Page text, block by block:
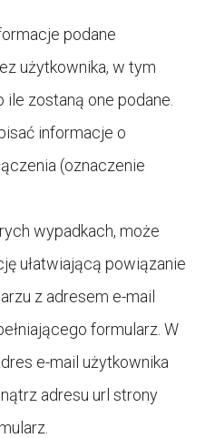
podane
użytkownika, w tym
ile zostaną one podane.
informacje o
(oznaczenie
wypadkach, może
ułatwiającą powiązanie
z adresem e-mail
formularz. W
e-mail użytkownika
adresu url strony